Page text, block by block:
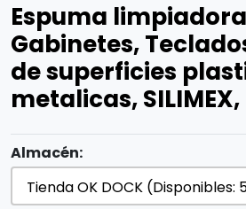
Espuma
Gabinetes,
de superficies
metalicas,
Almacén: